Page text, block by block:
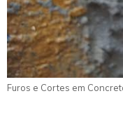
Furos e Cortes em